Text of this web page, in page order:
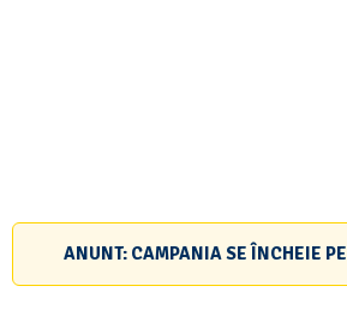
ANUNT: CAMPANIA SE ÎNCHEIE PE